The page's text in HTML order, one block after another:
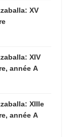
XV
XIV
année A
XIIIe
année A